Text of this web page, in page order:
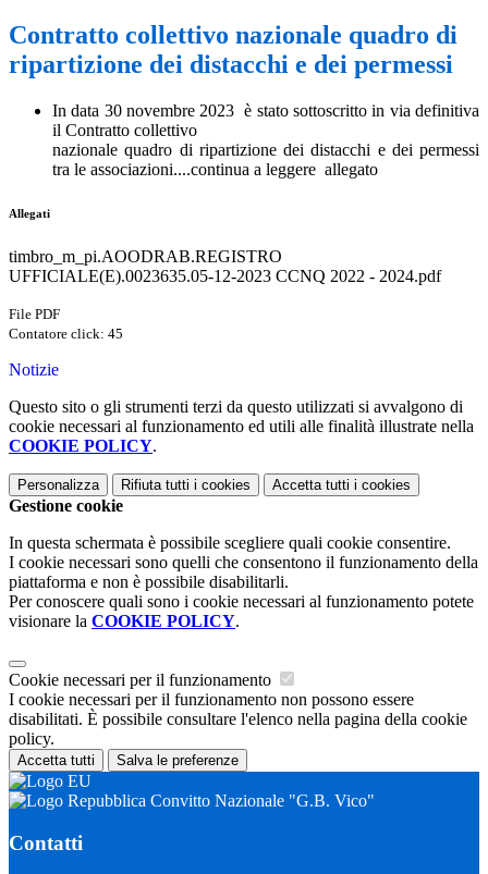
Contratto collettivo nazionale quadro di
ripartizione dei distacchi e dei permessi
In data 30 novembre 2023 è stato sottoscritto in via definitiva
il Contratto collettivo
nazionale quadro di ripartizione dei distacchi e dei permessi
tra le associazioni....continua a leggere allegato
Allegati
timbro_m_pi.AOODRAB.REGISTRO
UFFICIALE(E).0023635.05-12-2023 CCNQ 2022 - 2024.pdf
File PDF
Contatore click: 45
Notizie
Questo sito o gli strumenti terzi da questo utilizzati si avvalgono di
cookie necessari al funzionamento ed utili alle finalità illustrate nella
COOKIE POLICY.
Personalizza Rifiuta tutti i cookies Accetta tutti i cookies
Gestione cookie
In questa schermata è possibile scegliere quali cookie consentire.
I cookie necessari sono quelli che consentono il funzionamento della
piattaforma e non è possibile disabilitarli.
Per conoscere quali sono i cookie necessari al funzionamento potete
visionare la COOKIE POLICY.
Cookie necessari per il funzionamento
I cookie necessari per il funzionamento non possono essere
disabilitati. È possibile consultare l'elenco nella pagina della cookie
policy.
Accetta tutti Salva le preferenze
Convitto Nazionale "G.B. Vico"
Contatti